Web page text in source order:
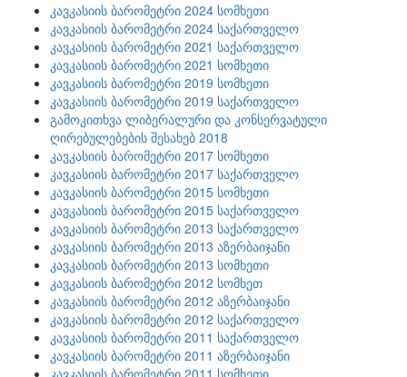
კავკასიის ბარომეტრი 2024 სომხეთი
კავკასიის ბარომეტრი 2024 საქართველო
კავკასიის ბარომეტრი 2021 საქართველო
კავკასიის ბარომეტრი 2021 სომხეთი
კავკასიის ბარომეტრი 2019 სომხეთი
კავკასიის ბარომეტრი 2019 საქართველო
გამოკითხვა ლიბერალური და კონსერვატული
ღირებულებების შესახებ 2018
კავკასიის ბარომეტრი 2017 სომხეთი
კავკასიის ბარომეტრი 2017 საქართველო
კავკასიის ბარომეტრი 2015 სომხეთი
კავკასიის ბარომეტრი 2015 საქართველო
კავკასიის ბარომეტრი 2013 საქართველო
კავკასიის ბარომეტრი 2013 აზერბაიჯანი
კავკასიის ბარომეტრი 2013 სომხეთი
კავკასიის ბარომეტრი 2012 სომხეთ
კავკასიის ბარომეტრი 2012 აზერბაიჯანი
კავკასიის ბარომეტრი 2012 საქართველო
კავკასიის ბარომეტრი 2011 საქართველო
კავკასიის ბარომეტრი 2011 აზერბაიჯანი
კავკასიის ბარომეტრი 2011 სომხეთი